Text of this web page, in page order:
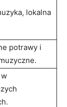
lokalna⁢
potrawy i